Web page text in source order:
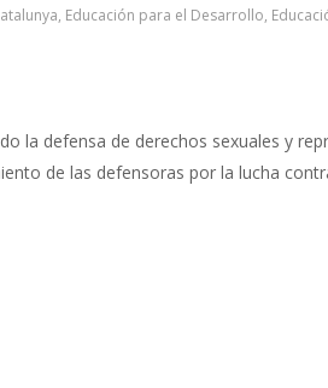
, Educación para el Desarrollo,
la defensa de derechos sexuales y
de las defensoras por la lucha